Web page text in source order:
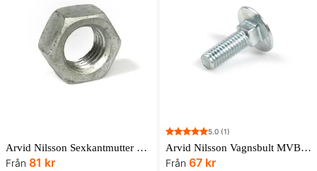
Arvid Nilsson Sexkantmutter M6M 8 ISO 4032 FZV UBox
Från 81 kr
5.0 (1)
Arvid Nilsson Vagnsbult MVBF 4.8 FZB AN Box
Från 67 kr